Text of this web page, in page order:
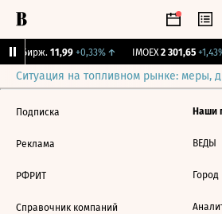
Бирж. 11,99 +0,33%↑ IMOEX 2 301,65 +1,43%
Ситуация на топливном рынке: меры,
Подписка
Реклама
РФРИТ
Справочник компаний
Наши
ВЕДЫ
Город